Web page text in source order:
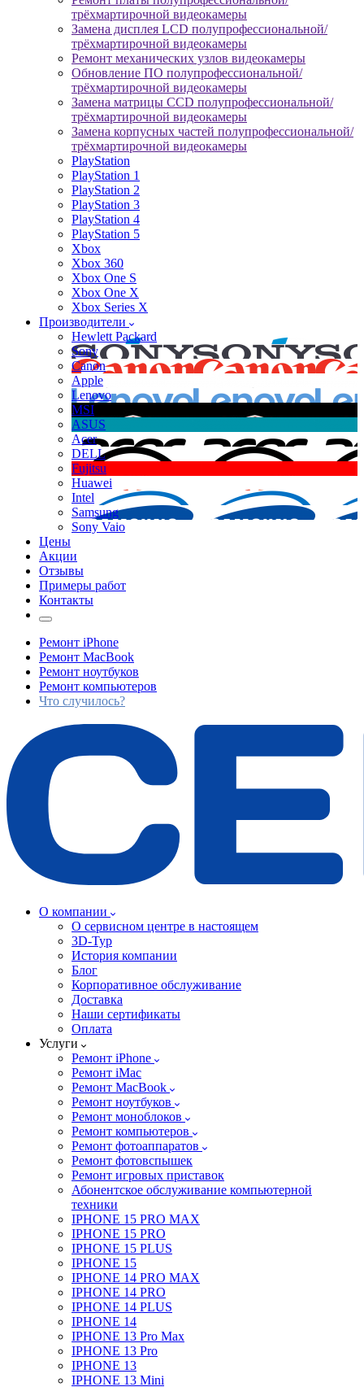
трёхмартирочной видеокамеры
Замена дисплея LCD полупрофессиональной/
трёхмартирочной видеокамеры
Ремонт механических узлов видеокамеры
Обновление ПО полупрофессиональной/
трёхмартирочной видеокамеры
Замена матрицы CCD полупрофессиональной/
трёхмартирочной видеокамеры
Замена корпусных частей полупрофессиональной/
трёхмартирочной видеокамеры
PlayStation
PlayStation 1
PlayStation 2
PlayStation 3
PlayStation 4
PlayStation 5
Xbox
Xbox 360
Xbox One S
Xbox One X
Xbox Series X
Производители
Hewlett Packard
Sony
Canon
Apple
Lenovo
MSI
ASUS
Acer
DELL
Fujitsu
Huawei
Intel
Samsung
Sony Vaio
Цены
Акции
Отзывы
Примеры работ
Контакты
Ремонт iPhone
Ремонт MacBook
Ремонт ноутбуков
Ремонт компьютеров
Что случилось?
О компании
О сервисном центре в настоящем
3D-Тур
История компании
Блог
Корпоративное обслуживание
Доставка
Наши сертификаты
Оплата
Услуги
Ремонт iPhone
Ремонт iMac
Ремонт MacBook
Ремонт ноутбуков
Ремонт моноблоков
Ремонт компьютеров
Ремонт фотоаппаратов
Ремонт фотовспышек
Ремонт игровых приставок
Абонентское обслуживание компьютерной
техники
IPHONE 15 PRO MAX
IPHONE 15 PRO
IPHONE 15 PLUS
IPHONE 15
IPHONE 14 PRO MAX
IPHONE 14 PRO
IPHONE 14 PLUS
IPHONE 14
IPHONE 13 Pro Max
IPHONE 13 Pro
IPHONE 13
IPHONE 13 Mini